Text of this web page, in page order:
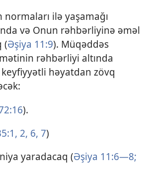
normaları ilə yaşamağı
və Onun rəhbərliyinə əməl
(Əşiya 11:9). Müqəddəs
rəhbərliyi altında
həyatdan zövq
).
2, 6, 7)
yaradacaq (Əşiya 11:6—8;